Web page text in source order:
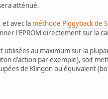
atténué.
et avec la méthode Piggyback de
l'EPROM directement sur la
au maximum sur la
d'action par exemple), soit
de Klingon ou équivalent